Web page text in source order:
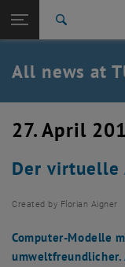
TU Login
Quicklinks
Toggle quicklinks menu
Studies
Career
Back: list subpages of
Back to:
TU Wien
Overview
All news at
27. April
Der virtuelle
Created by Florian Aigner
Computer-Modelle
umweltfreundlicher.